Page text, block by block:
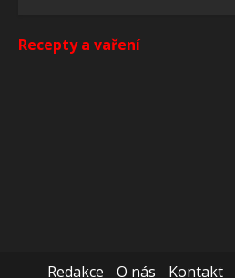
Recepty a vaření
Redakce
O nás Kontakt